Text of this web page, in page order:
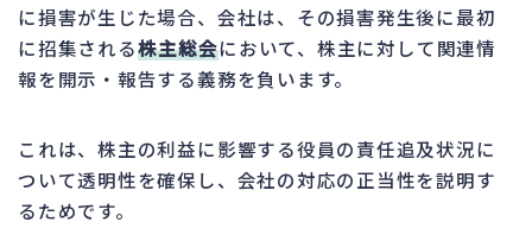
に損害が生じた場合、会社は、その損害発生後に最初
に招集される株主総会において、株主に対して関連情
報を開示・報告する義務を負います。
これは、株主の利益に影響する役員の責任追及状況に
ついて透明性を確保し、会社の対応の正当性を説明す
るためです。